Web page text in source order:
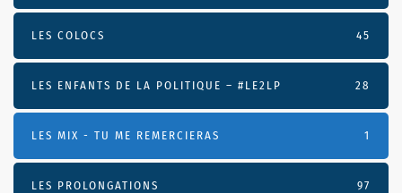
LES COLOCS 45
LES ENFANTS DE LA POLITIQUE – #LE2LP 28
LES MIX - TU ME REMERCIERAS 1
LES PROLONGATIONS 97